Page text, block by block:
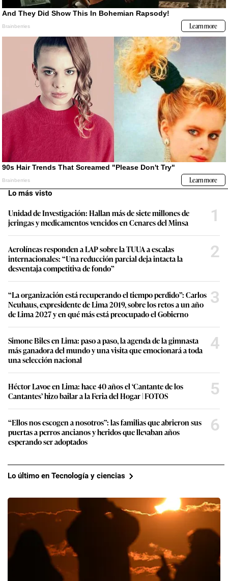
Lo más visto
Unidad de Investigación: Hallan más de siete millones de
jeringas y medicamentos vencidos en Cenares del Minsa
1
Aerolíneas responden a LAP sobre la TUUA a escalas
internacionales: “Una reducción parcial deja intacta la
desventaja competitiva de fondo”
2
“La organización está recuperando el tiempo perdido”: Carlos
Neuhaus, expresidente de Lima 2019, sobre los retos a un año
de Lima 2027 y en qué más está preocupado el Gobierno
3
Simone Biles en Lima: paso a paso, la agenda de la gimnasta
más ganadora del mundo y una visita que emocionará a toda
una selección nacional
4
Héctor Lavoe en Lima: hace 40 años el ‘Cantante de los
Cantantes’ hizo bailar a la Feria del Hogar | FOTOS
5
“Ellos nos escogen a nosotros”: las familias que abrieron sus
puertas a perros ancianos y heridos que llevaban años
esperando ser adoptados
6
Lo último en Tecnología y ciencias